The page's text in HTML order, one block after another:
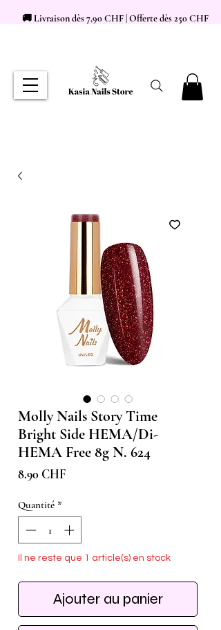
🚚 Livraison dès 7,90 CHF | Offerte dès 250 CHF
Molly Nails Story Time
Bright Side HEMA/Di-
HEMA Free 8g N. 624
8.90 CHFPrix
Quantité *
Il ne reste que 1 article(s) en stock
Ajouter au panier